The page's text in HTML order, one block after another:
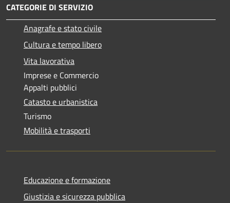
CATEGORIE DI SERVIZIO
Anagrafe e stato civile
Cultura e tempo libero
Vita lavorativa
Imprese e Commercio
Appalti pubblici
Catasto e urbanistica
Turismo
Mobilità e trasporti
Educazione e formazione
Giustizia e sicurezza pubblica